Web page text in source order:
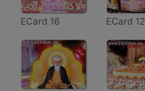
ECard 16 ECard 12